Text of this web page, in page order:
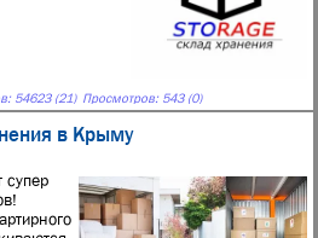
54623 (21) Просмотров: 543 (0)
в Крыму­­
супер